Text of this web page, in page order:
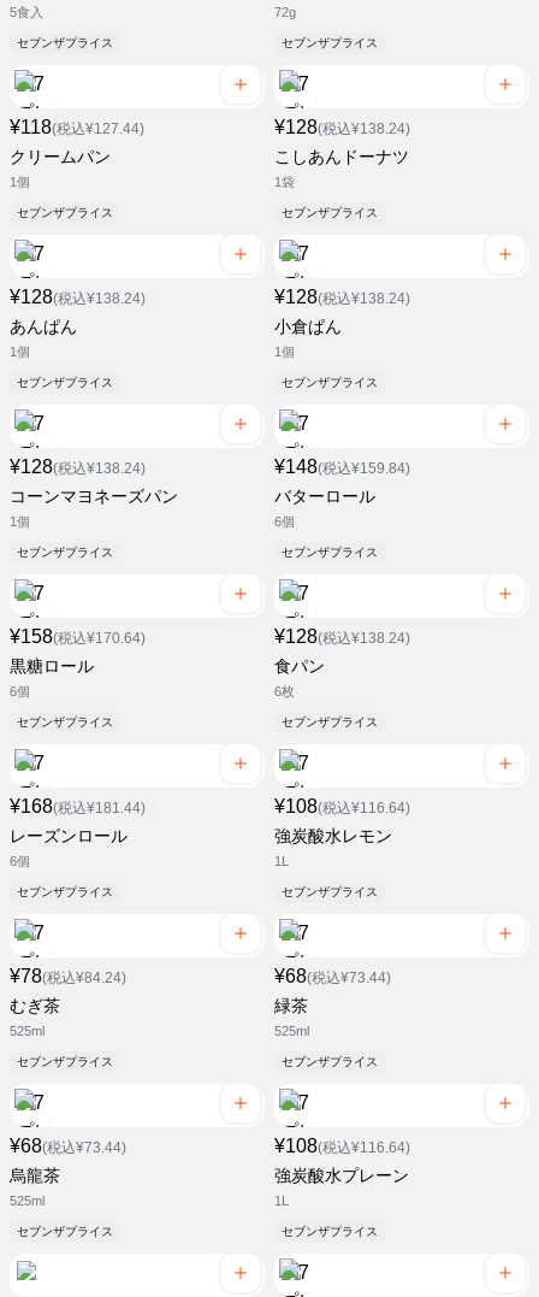
5食入
セブンザプライス
72g
セブンザプライス
¥118(税込¥127.44)
クリームパン
1個
セブンザプライス
¥128(税込¥138.24)
こしあんドーナツ
1袋
セブンザプライス
¥128(税込¥138.24)
あんぱん
1個
セブンザプライス
¥128(税込¥138.24)
小倉ぱん
1個
セブンザプライス
¥128(税込¥138.24)
コーンマヨネーズパン
1個
セブンザプライス
¥148(税込¥159.84)
バターロール
6個
セブンザプライス
¥158(税込¥170.64)
黒糖ロール
6個
セブンザプライス
¥128(税込¥138.24)
食パン
6枚
セブンザプライス
¥168(税込¥181.44)
レーズンロール
6個
セブンザプライス
¥108(税込¥116.64)
強炭酸水レモン
1L
セブンザプライス
¥78(税込¥84.24)
むぎ茶
525ml
セブンザプライス
¥68(税込¥73.44)
緑茶
525ml
セブンザプライス
¥68(税込¥73.44)
烏龍茶
525ml
セブンザプライス
¥108(税込¥116.64)
強炭酸水プレーン
1L
セブンザプライス